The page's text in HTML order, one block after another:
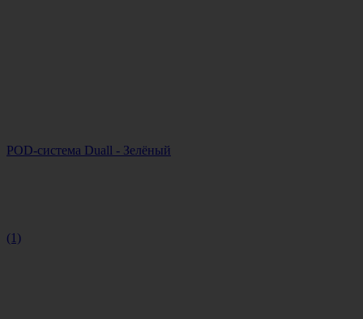
POD-система Duall - Зелёный
(1)